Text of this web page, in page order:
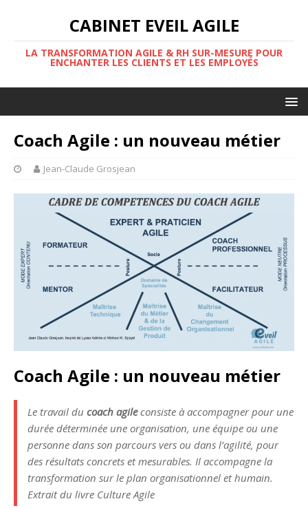
CABINET EVEIL AGILE
LA TRANSFORMATION AGILE & RH SUR-MESURE POUR
ENCHANTER LES CLIENTS ET LES EMPLOYÉS
Coach Agile : un nouveau métier
Jean-Claude Grosjean
Coach Agile : un nouveau métier
Le travail du coach agileconsiste à accompagner pour une
durée déterminée une organisation, une équipe ou une
personne dans son parcours vers ou dans l’agilité, pour
des résultats concrets et mesurables. Il accompagne la
transformation sur le plan organisationnel et humain.
Extrait du livre Culture Agile